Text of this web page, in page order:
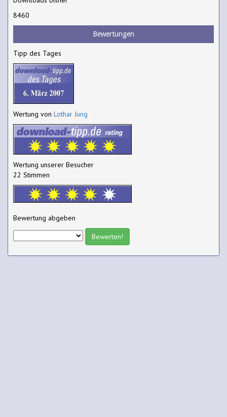
8460
Bewertungen
Tipp des Tages
Wertung von Lothar Jung
Wertung unserer Besucher
22 Stimmen
Bewertung abgeben